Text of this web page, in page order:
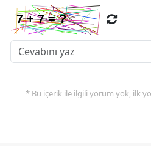
* Bu içerik ile ilgili yorum yok, ilk